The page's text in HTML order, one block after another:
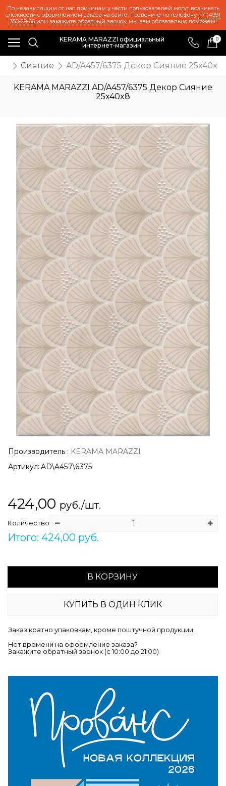
По независящим от нас причинам у части пользователей могут возникать
сложности с оформлением заказа на сайте. Позвоните по телефону +7 (499)
350-29-66или закажите обратный звонок, мы вам обязательно поможем!
KERAMA MARAZZI официальный
интернет-магазин
0
Сияние AD/A457/6375 Декор Сияние 25x40x8
KERAMA MARAZZI AD/A457/6375 Декор Сияние
25x40x8
Производитель : KERAMA MARAZZI
Артикул: AD\A457\6375
424,00 руб./шт.
Количество
Итого: 424,00 руб.
В КОРЗИНУ
КУПИТЬ В ОДИН КЛИК
Заказ кратно упаковкам, кроме поштучной продукции.
Нет времени на оформление заказа?
Закажите обратный звонок (c 10:00 до 21:00)